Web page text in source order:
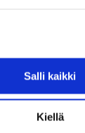
Salli kaikki
Kiellä
LISÄÄ OSTOSKORIIN